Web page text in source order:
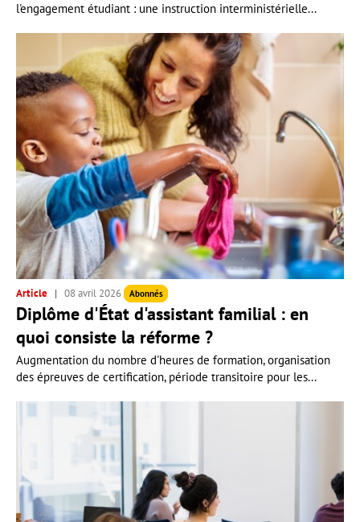
l'engagement étudiant : une instruction interministérielle...
Article 08 avril 2026 Abonnés
Diplôme d'État d'assistant familial : en
quoi consiste la réforme ?
Augmentation du nombre d'heures de formation, organisation
des épreuves de certification, période transitoire pour les...